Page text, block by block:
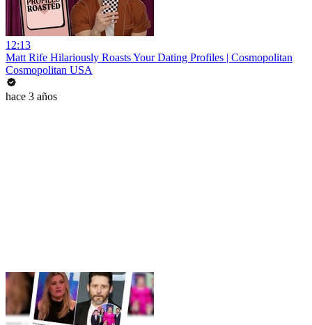
12:13
Matt Rife Hilariously Roasts Your Dating Profiles | Cosmopolitan
Cosmopolitan USA
hace 3 años